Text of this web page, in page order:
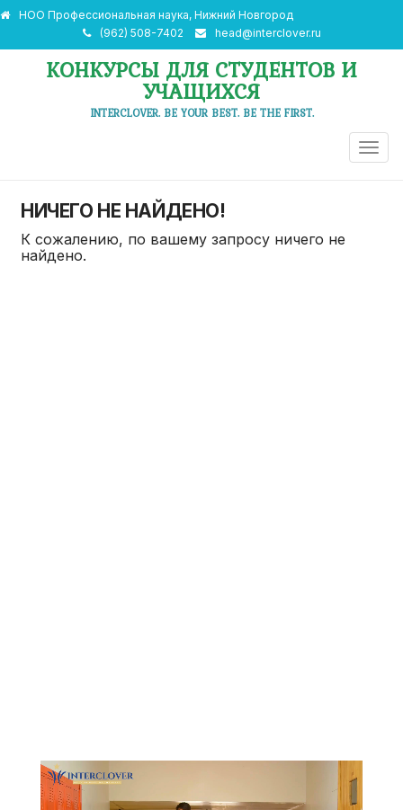
НОО Профессиональная наука, Нижний Новгород
(962) 508-7402
head@interclover.ru
КОНКУРСЫ ДЛЯ СТУДЕНТОВ И
УЧАЩИХСЯ
INTERCLOVER. BE YOUR BEST. BE THE FIRST.
НИЧЕГО НЕ НАЙДЕНО!
К сожалению, по вашему запросу ничего не
найдено.
Видеоплеер